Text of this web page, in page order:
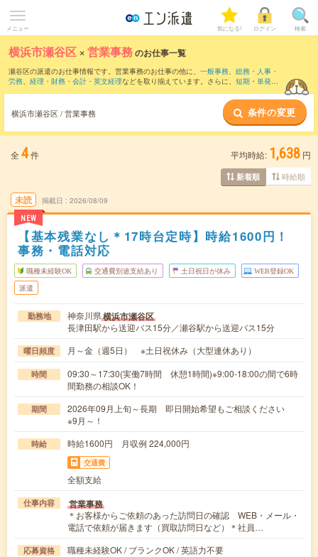
メニュー 気になる! ログイン 検索
横浜市瀬谷区 ×営業事務のお仕事一覧
瀬谷区の派遣のお仕事情報です。営業事務のお仕事の他に、 一般事務、 総務・人事・
労務、 経理・財務・会計・英文経理などを取り揃えています。さらに、 短期 ・ 単発な
横浜市瀬谷区 / 営業事務 条件の変更
全 4件 平均時給: 1,638 円
新着順 時給順
未読
NEW
掲載日 2026/08/09
【基本残業なし＊17時台定時】時給1600円！
事務・電話対応
職種未経験OK 交通費別途支給あり 土日祝日が休み WEB登録OK
派遣
勤務地 神奈川県横浜市瀬谷区
長津田駅から送迎バス15分／瀬谷駅から送迎バス15分
曜日頻度 月～金（週5日） ※土日祝休み（大型連休あり）
時間
09:30～17:30(実働7時間 休憩1時間)※9:00-18:00の間で6時
間勤務の相談OK！
期間
2026年09月上旬～長期 即日開始希望もご相談ください
※9月～！
時給 時給1600円 月収例 224,000円
交通費
全額支給
仕事内容 営業事務
＊お客様からご依頼のあった訪問日の確認 WEB・メール・
電話で依頼が届きます（買取訪問日など）＊社員…
応募資格
職種未経験OK / ブランクOK / 英語力不要